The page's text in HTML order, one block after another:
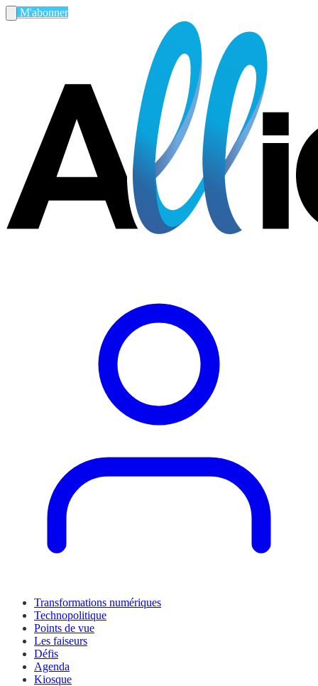
M'abonner
Transformations numériques
Technopolitique
Points de vue
Les faiseurs
Défis
Agenda
Kiosque